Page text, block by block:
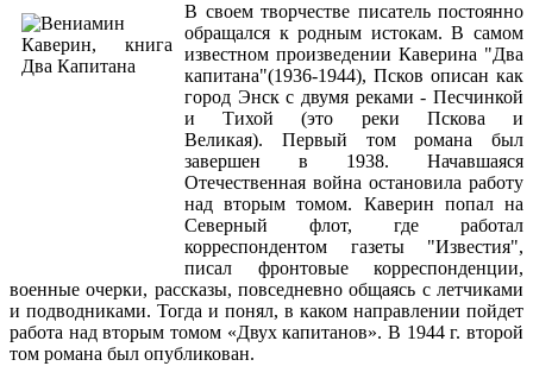
В своем творчестве писатель постоянно
обращался к родным истокам. В самом
известном произведении Каверина "Два
капитана"(1936-1944), Псков описан как
город Энск с двумя реками - Песчинкой
и Тихой (это реки Пскова и
Великая). Первый том романа был
завершен в 1938. Начавшаяся
Отечественная война остановила работу
над вторым томом. Каверин попал на
Северный флот, где работал
корреспондентом газеты "Известия",
писал фронтовые корреспонденции,
военные очерки, рассказы, повседневно общаясь с летчиками
и подводниками. Тогда и понял, в каком направлении пойдет
работа над вторым томом «Двух капитанов». В 1944 г. второй
том романа был опубликован.